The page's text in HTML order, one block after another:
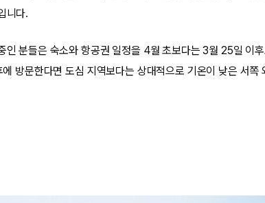
니다.
인 분들은 숙소와 항공권 일정을 4월 초보다는 3월 25일 이
방문한다면 도심 지역보다는 상대적으로 기온이 낮은 서쪽